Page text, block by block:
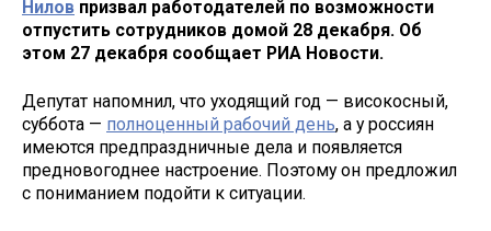
Нилов призвал работодателей по возможности
отпустить сотрудников домой 28 декабря. Об
этом 27 декабря сообщает РИА Новости.
Депутат напомнил, что уходящий год — високосный,
суббота — полноценный рабочий день, а у россиян
имеются предпраздничные дела и появляется
предновогоднее настроение. Поэтому он предложил
с пониманием подойти к ситуации.